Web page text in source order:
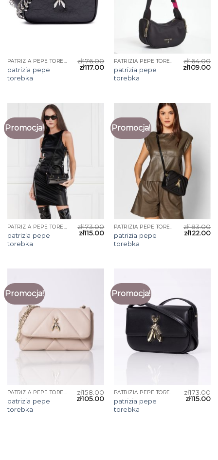
PATRIZIA PEPE TOREBKA
patrizia pepe
torebka
zł176.00
zł117.00
PATRIZIA PEPE TOREBKA
patrizia pepe
torebka
zł164.00
zł109.00
Promocja!
PATRIZIA PEPE TOREBKA
patrizia pepe
torebka
zł173.00
zł115.00
Promocja!
PATRIZIA PEPE TOREBKA
patrizia pepe
torebka
zł183.00
zł122.00
Promocja!
PATRIZIA PEPE TOREBKA
patrizia pepe
torebka
zł158.00
zł105.00
Promocja!
PATRIZIA PEPE TOREBKA
patrizia pepe
torebka
zł173.00
zł115.00